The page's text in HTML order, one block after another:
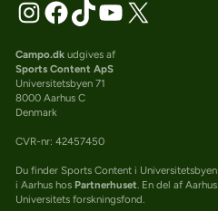
Campo.dkudgives af
Sports Content ApS
Universitetsbyen 71
8000 Aarhus C
Denmark
CVR-nr: 42457450
Du finder Sports Content i Universitetsbyen
i Aarhus hos Partnerhuset. En del af Aarhus
Universitets forskningsfond.